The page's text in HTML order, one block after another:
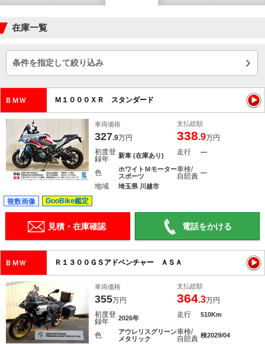
在庫一覧
条件を指定して絞り込み
ＢＭＷ Ｍ１０００ＸＲ スタンダード
車両価格
327.9万円
支払総額
338.9万円
初度登
録年
新車 (在庫あり) 走行 ―
色
ホワイトＭモーター
スポーツ
車検/
自賠責 ―
地域 埼玉県 川越市
複数画像 GooBike鑑定
見積・在庫確認 電話をかける
ＢＭＷ Ｒ１３００ＧＳアドベンチャー ＡＳＡ
車両価格
355万円
支払総額
364.3万円
初度登
録年
2026年 走行 510Km
色
アウレリスグリーン
メタリック
車検/
自賠責 検2029/04